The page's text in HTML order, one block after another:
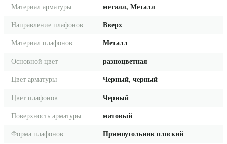
Материал арматуры металл, Металл
Направление плафонов Вверх
Материал плафонов Металл
Основной цвет разноцветная
Цвет арматуры Черный, черный
Цвет плафонов Черный
Поверхность арматуры матовый
Форма плафонов Прямоугольник плоский